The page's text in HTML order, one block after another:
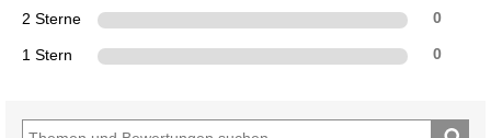
2 Sterne 0
1 Stern 0